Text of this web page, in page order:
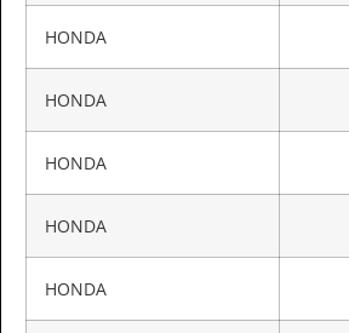
HONDA
HONDA
HONDA
HONDA
HONDA